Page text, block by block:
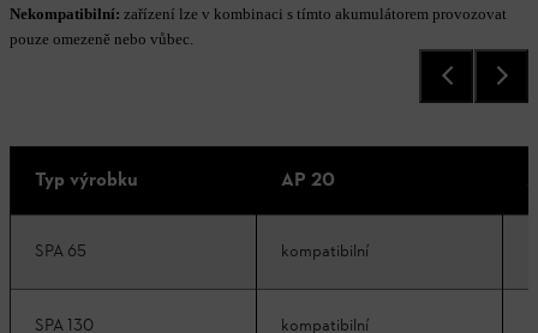
Nekompatibilní: zařízení lze v kombinaci s tímto akumulátorem provozovat
pouze omezeně nebo vůbec.
Typ výrobku AP 20
SPA 65 kompatibilní
SPA 130 kompatibilní